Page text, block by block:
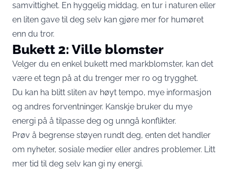
samvittighet. En hyggelig middag, en tur i naturen eller
en liten gave til deg selv kan gjøre mer for humøret
enn du tror.
Bukett 2: Ville blomster
Velger du en enkel bukett med markblomster, kan det
være et tegn på at du trenger mer ro og trygghet.
Du kan ha blitt sliten av høyt tempo, mye informasjon
og andres forventninger. Kanskje bruker du mye
energi på å tilpasse deg og unngå konflikter.
Prøv å begrense støyen rundt deg, enten det handler
om nyheter, sosiale medier eller andres problemer. Litt
mer tid til deg selv kan gi ny energi.